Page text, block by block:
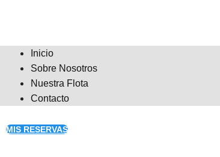
Inicio
Sobre Nosotros
Nuestra Flota
Contacto
MIS RESERVAS